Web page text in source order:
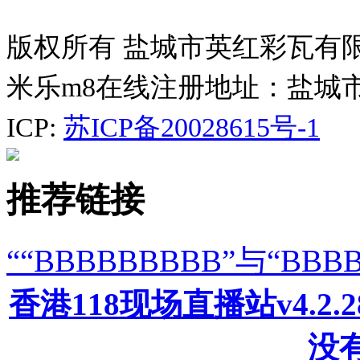
版权所有 盐城市英红彩瓦有
米乐m8在线注册地址：盐城
ICP: 苏ICP备20028615号-1
推荐链接
““BBBBBBBBB”与
香港118现场直播站
没